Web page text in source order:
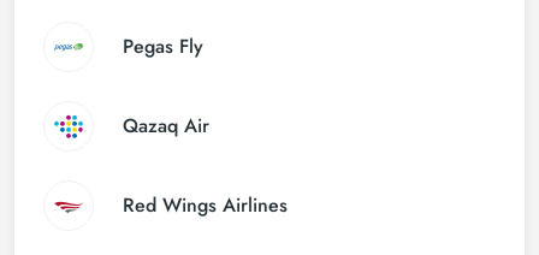
Pegas Fly
Qazaq Air
Red Wings Airlines